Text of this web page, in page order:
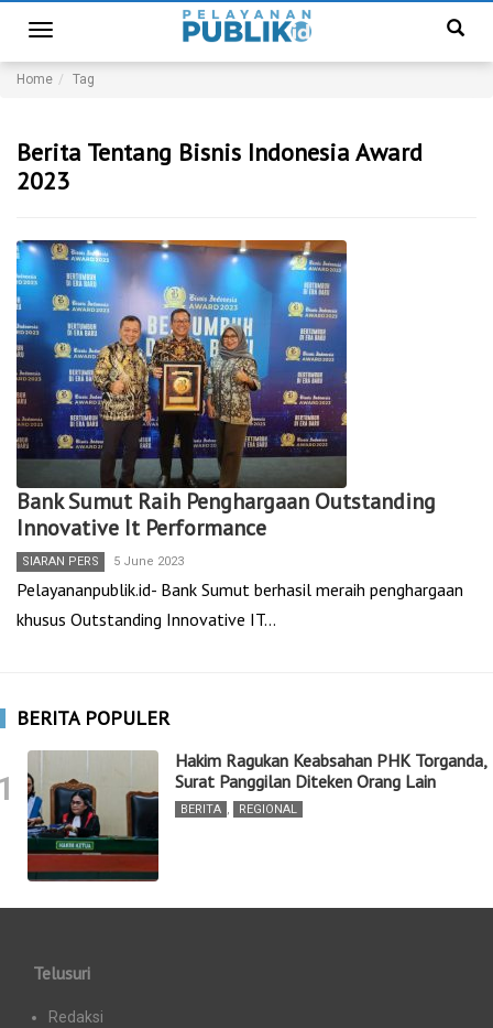
Toggle
navigation
Home Tag
Berita Tentang Bisnis Indonesia Award
2023
Bank Sumut Raih Penghargaan Outstanding
Innovative It Performance
SIARAN PERS 5 June 2023
Pelayananpublik.id- Bank Sumut berhasil meraih penghargaan
khusus Outstanding Innovative IT…
BERITA POPULER
Hakim Ragukan Keabsahan PHK Torganda,
Surat Panggilan Diteken Orang Lain
BERITA , REGIONAL
Telusuri
Redaksi